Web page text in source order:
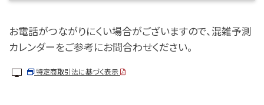
お電話がつながりにくい場合がございますので、混雑予測
カレンダーをご参考にお問合わせください。
特定商取引法に基づく表示